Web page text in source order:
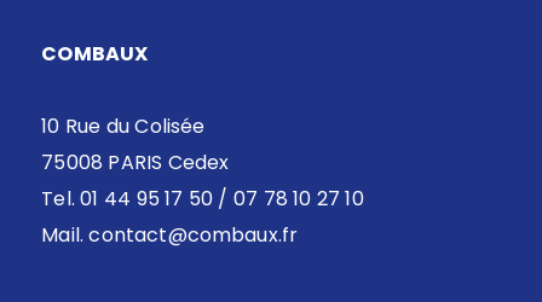
COMBAUX
10 Rue du Colisée
75008 PARIS Cedex
Tel. 01 44 95 17 50 / 07 78 10 27 10
Mail.contact@combaux.fr